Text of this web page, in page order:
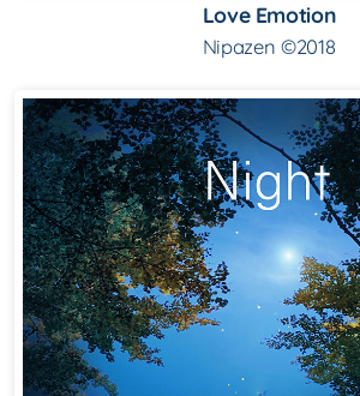
Love Emotion
Nipazen ©2018